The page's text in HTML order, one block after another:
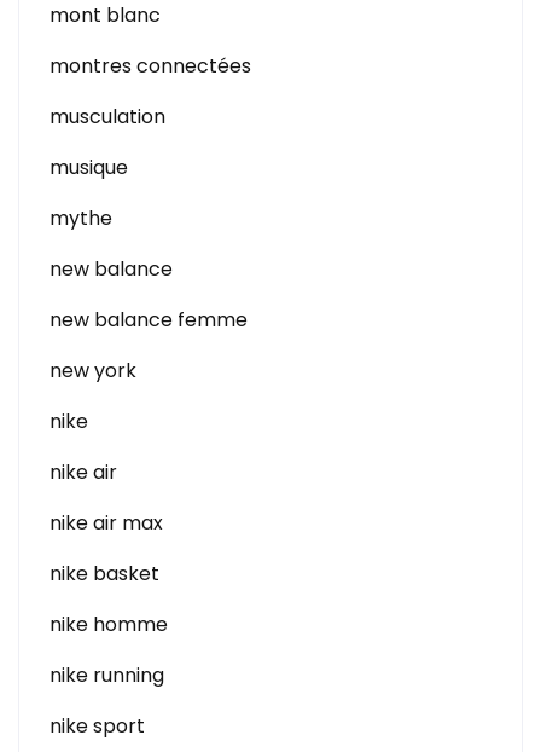
mont blanc
montres connectées
musculation
musique
mythe
new balance
new balance femme
new york
nike
nike air
nike air max
nike basket
nike homme
nike running
nike sport